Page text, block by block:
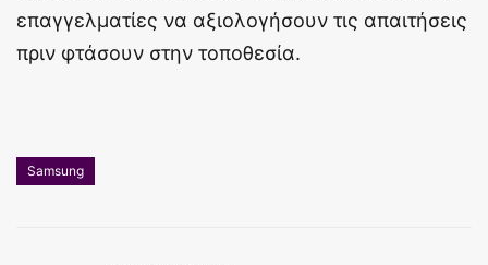
επαγγελματίες να αξιολογήσουν τις απαιτήσεις
πριν φτάσουν στην τοποθεσία.
Samsung